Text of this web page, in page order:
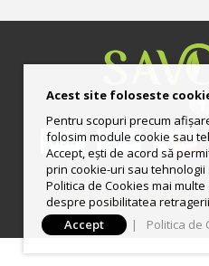
© 2013-2025
UNGURAS ION LUCIAN II
Politica de utilizare
Acest site foloseste
Pentru scopuri precum
folosim module cookie sau
Accept, ești de acord să
prin cookie-uri sau
Politica de Cookies mai
despre posibilitatea
Accept
| Politica de